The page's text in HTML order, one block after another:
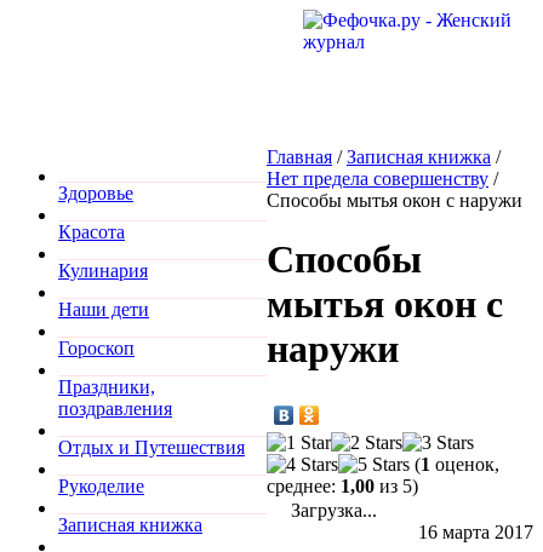
Здоровье
Красота
Кулинария
Наши дети
Гороскоп
Праздники,
поздравления
Отдых и Путешествия
Рукоделие
Записная книжка
Главная /Записная книжка /
Нет предела совершенству /
Способы мытья окон с наружи
Способы
мытья окон с
наружи
(1 оценок,
среднее: 1,00 из 5)
Загрузка...
16 марта 2017